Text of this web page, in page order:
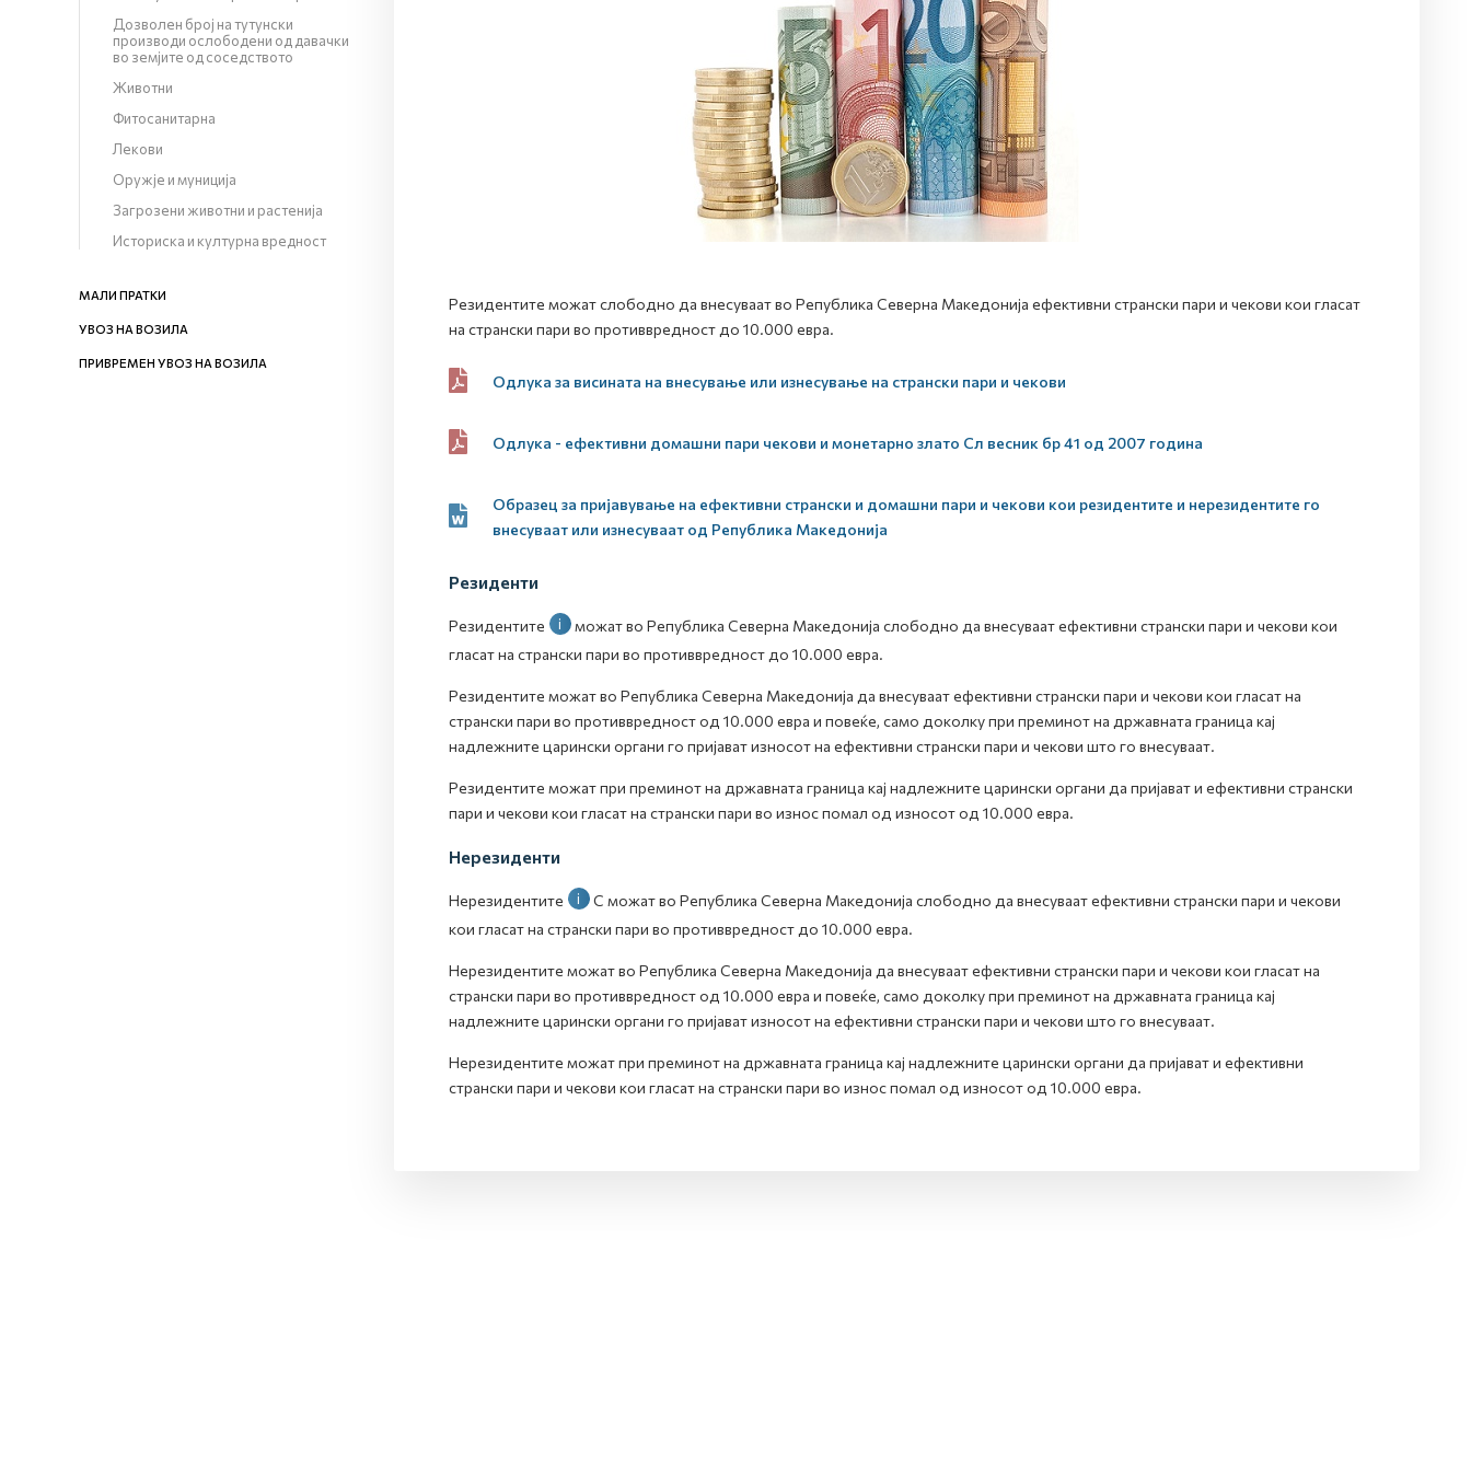
Дозволен број на тутунски
производи ослободени од давачки
во земјите од соседството
Животни
Фитосанитарна
Лекови
Оружје и муниција
Загрозени животни и растенија
Историска и културна вредност
МАЛИ ПРАТКИ
УВОЗ НА ВОЗИЛА
ПРИВРЕМЕН УВОЗ НА ВОЗИЛА
Резидентите можат слободно да внесуваат во Република Северна Македонија ефективни странски пари и чекови кои гласат
на странски пари во противвредност до 10.000 евра.
Одлука за висината на внесување или изнесување на странски пари и чекови
Одлука - ефективни домашни пари чекови и монетарно злато Сл весник бр 41 од 2007 година
Образец за пријавување на ефективни странски и домашни пари и чекови кои резидентите и нерезидентите го
внесуваат или изнесуваат од Република Македонија
Резиденти
Резидентите i
можат во Република Северна Македонија слободно да внесуваат ефективни странски пари и чекови кои
гласат на странски пари во противвредност до 10.000 евра.
Резидентите можат во Република Северна Македонија да внесуваат ефективни странски пари и чекови кои гласат на
странски пари во противвредност од 10.000 евра и повеќе, само доколку при преминот на државната граница кај
надлежните царински органи го пријават износот на ефективни странски пари и чекови што го внесуваат.
Резидентите можат при преминот на државната граница кај надлежните царински органи да пријават и ефективни странски
пари и чекови кои гласат на странски пари во износ помал од износот од 10.000 евра.
Нерезиденти
Нерезидентите i С можат во Република Северна Македонија слободно да внесуваат ефективни странски пари и чекови
кои гласат на странски пари во противвредност до 10.000 евра.
Нерезидентите можат во Република Северна Македонија да внесуваат ефективни странски пари и чекови кои гласат на
странски пари во противвредност од 10.000 евра и повеќе, само доколку при преминот на државната граница кај
надлежните царински органи го пријават износот на ефективни странски пари и чекови што го внесуваат.
Нерезидентите можат при преминот на државната граница кај надлежните царински органи да пријават и ефективни
странски пари и чекови кои гласат на странски пари во износ помал од износот од 10.000 евра.